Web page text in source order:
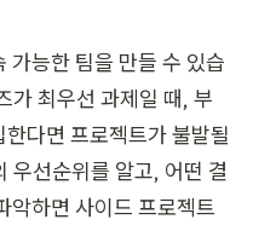
가능한 팀을 만들 수 있습
가 최우선 과제일 때, 부
다면 프로젝트가 불발될
우선순위를 알고, 어떤 결
악하면 사이드 프로젝트